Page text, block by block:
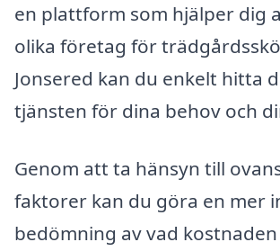
en plattform som hjälper dig
olika företag för
Jonsered kan du enkelt hitta
tjänsten för dina behov och
Genom att ta hänsyn till
faktorer kan du göra en mer
bedömning av vad